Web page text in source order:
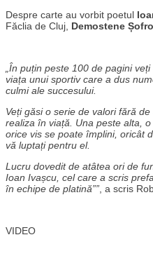
Despre carte au vorbit poetul
Făclia de Cluj, Demostene
„În puțin peste 100 de pagini
viața unui sportiv care a dus
culmi ale succesului.
Veți găsi o serie de valori fără
realiza în viață. Una peste alta,
orice vis se poate împlini, oricât
vă luptați pentru el.
Lucru dovedit de atâtea ori de
Ioan Ivașcu, cel care a scris
în echipe de platină”” , a scris
VIDEO